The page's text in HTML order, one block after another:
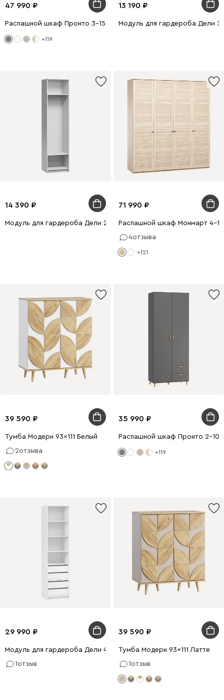
47 990
Распашной шкаф Пронто 3-150x220 Графитовый
+119
13 190
Модуль для гардероба Дели
14 390
Модуль для гардероба Дели 2-60x240 Белый
71 990
Распашной шкаф Монмарт 4-
4отзыва
+121
39 590
Тумба Модерн 93x111 Белый
2отзыва
35 990
Распашной шкаф Пронто 2-
+119
29 990
Модуль для гардероба Дели 4-60x240 Белый
1отзыв
39 590
Тумба Модерн 93x111 Латте
1отзыв